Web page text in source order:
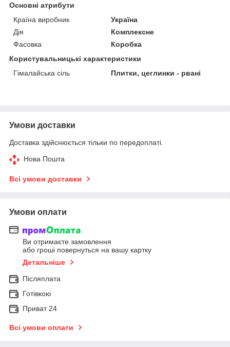
Основні атрибути
Країна виробник
Україна
Дія
Комплексне
Фасовка
Коробка
Користувальницькі характеристики
Гімалайська сіль
Плитки, цеглинки - рвані
Умови доставки
Доставка здійснюється тільки по передоплаті.
Нова Пошта
Всі умови доставки
Умови оплати
Ви отримаєте замовлення
або гроші повернуться на вашу картку
Детальніше
Післяплата
Готівкою
Приват 24
Всі умови оплати